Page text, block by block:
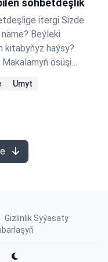
söhbetdeşlik
itergi Sizde
Beýleki
kitabyňyz haýsy?
ösüşi
boldumy?
gireliň. Siz Ýyldyz
iki
etmediňizmi?
Umyt
Gizlinlik Syýasaty